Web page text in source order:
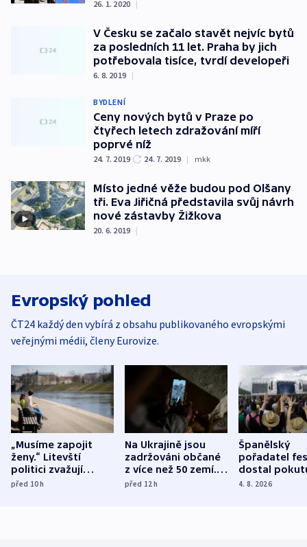
26. 1. 2020 |
V Česku se začalo stavět nejvíc bytů
za posledních 11 let. Praha by jich
potřebovala tisíce, tvrdí developeři
6. 8. 2019 |
BYDLENÍ
Ceny nových bytů v Praze po
čtyřech letech zdražování míří
poprvé níž
24. 7. 2019 24. 7. 2019 | mkk
Místo jedné věže budou pod Olšany
tři. Eva Jiřičná představila svůj návrh
nové zástavby Žižkova
20. 6. 2019 |
Evropský pohled
ČT24 každý den vybírá z obsahu publikovaného evropskými
veřejnými médii, členy Eurovize.
„Musíme zapojit
ženy.“ Litevští
politici zvažují
dohodu o
před 10h
Na Ukrajině jsou
zadržováni občané
z více než 50 zemí.
Bojovali na straně
před 12h
Španělský
pořadatel
dostal
nekalé
4. 8. 2026